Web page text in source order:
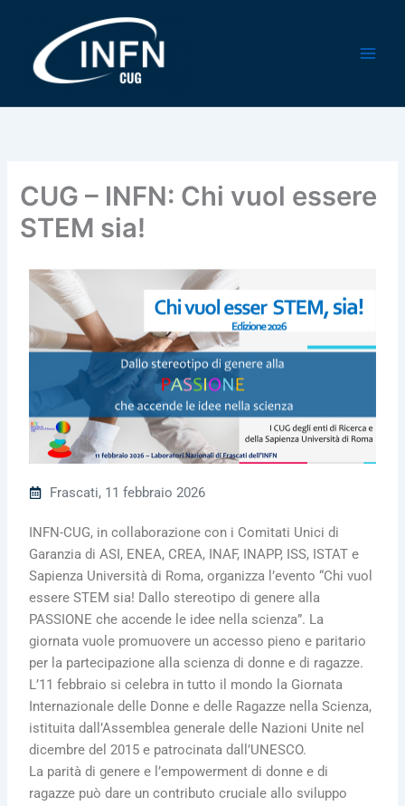
contenuto
CUG – INFN: Chi vuol essere
STEM sia!
Frascati, 11 febbraio 2026
INFN-CUG, in collaborazione con i Comitati Unici di
Garanzia di ASI, ENEA, CREA, INAF, INAPP, ISS, ISTAT e
Sapienza Università di Roma, organizza l’evento “Chi vuol
essere STEM sia! Dallo stereotipo di genere alla
PASSIONE che accende le idee nella scienza”. La
giornata vuole promuovere un accesso pieno e paritario
per la partecipazione alla scienza di donne e di ragazze.
L’11 febbraio si celebra in tutto il mondo la Giornata
Internazionale delle Donne e delle Ragazze nella Scienza,
istituita dall’Assemblea generale delle Nazioni Unite nel
dicembre del 2015 e patrocinata dall’UNESCO.
La parità di genere e l’empowerment di donne e di
ragazze può dare un contributo cruciale allo sviluppo